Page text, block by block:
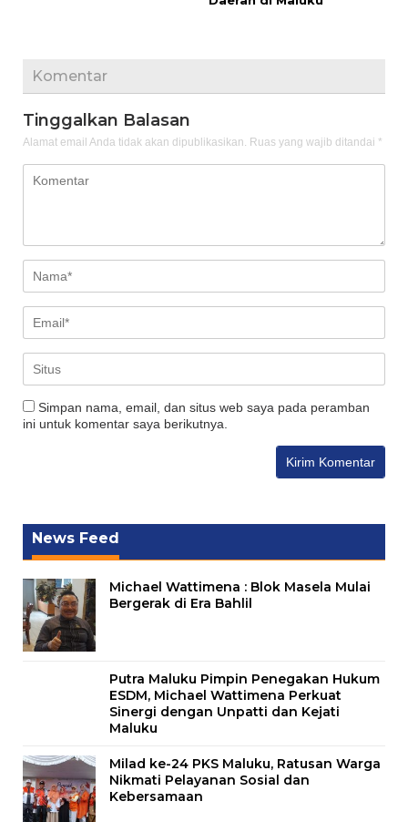
Komentar
Tinggalkan Balasan
Alamat email Anda tidak akan dipublikasikan. Ruas yang wajib ditandai *
Simpan nama, email, dan situs web saya pada peramban
ini untuk komentar saya berikutnya.
News Feed
Michael Wattimena : Blok Masela Mulai
Bergerak di Era Bahlil
Putra Maluku Pimpin Penegakan Hukum
ESDM, Michael Wattimena Perkuat
Sinergi dengan Unpatti dan Kejati
Maluku
Milad ke-24 PKS Maluku, Ratusan Warga
Nikmati Pelayanan Sosial dan
Kebersamaan